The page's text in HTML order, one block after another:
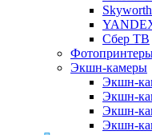
Сбер ТВ
Экшн-камеры
Экшн-
Экшн-
Экшн-
Экшн-